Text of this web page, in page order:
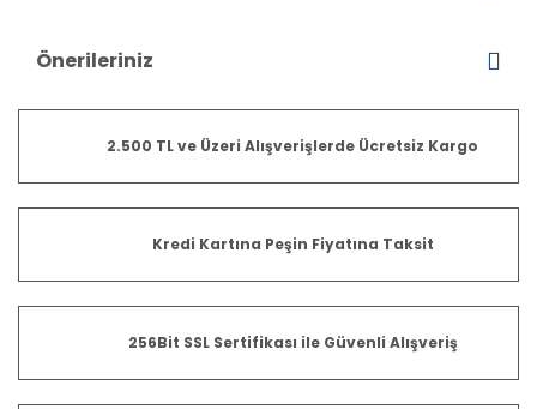
Önerileriniz
2.500 TL ve Üzeri Alışverişlerde Ücretsiz Kargo
Kredi Kartına Peşin Fiyatına Taksit
256Bit SSL Sertifikası ile Güvenli Alışveriş